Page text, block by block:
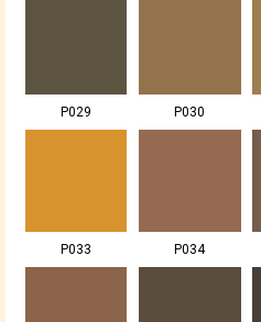
P029 P030
P033 P034